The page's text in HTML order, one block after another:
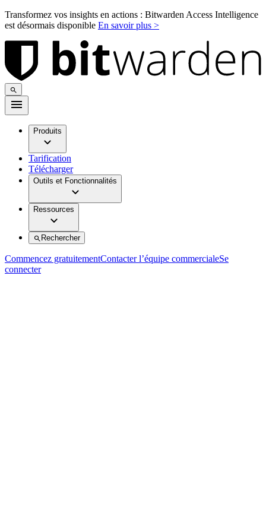
Transformez vos insights en actions : Bitwarden Access Intelligence
est désormais disponible En savoir plus >
Produits
Tarification
Télécharger
Outils et Fonctionnalités
Ressources
Rechercher
Commencez gratuitementContacter l’équipe commercialeSe
connecter